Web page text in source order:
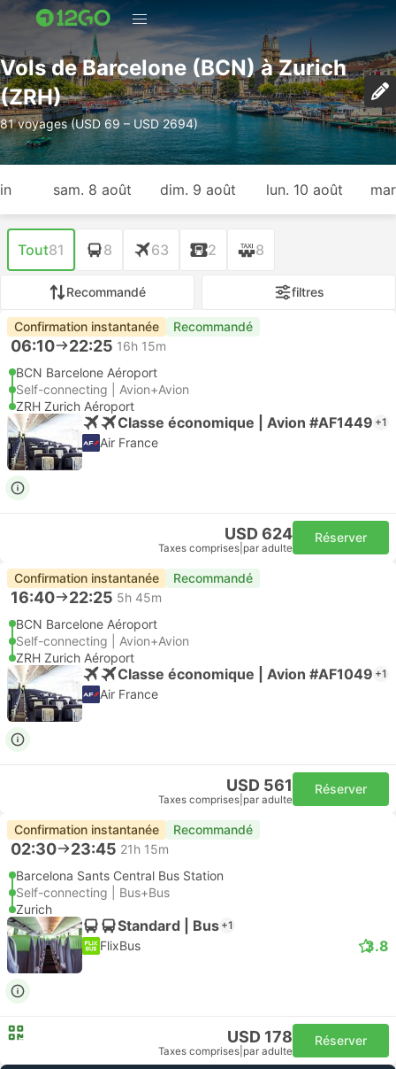
Vols de Barcelone (BCN) à Zurich
(ZRH)
81 voyages (USD 69 – USD 2694)
sam. 8 août dim. 9 août lun. 10 août
Tout81 8 63 2 8
Recommandé filtres
Confirmation instantanée Recommandé
06:10 22:25 16h 15m
BCN Barcelone Aéroport
Self-connecting | Avion+Avion
ZRH Zurich Aéroport
Classe économique | Avion #AF1449 +1
Air France
USD 624
Taxes comprises par adulte
Réserver
Confirmation instantanée Recommandé
16:40 22:25 5h 45m
BCN Barcelone Aéroport
Self-connecting | Avion+Avion
ZRH Zurich Aéroport
Classe économique | Avion #AF1049 +1
Air France
USD 561
Taxes comprises par adulte
Réserver
Confirmation instantanée Recommandé
02:30 23:45 21h 15m
Barcelona Sants Central Bus Station
Self-connecting | Bus+Bus
Zurich
Standard | Bus +1
FlixBus 3.8
USD 178
Taxes comprises par adulte
Réserver